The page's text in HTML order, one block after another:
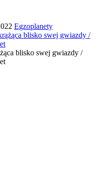
Egzoplanety
blisko swej gwiazdy /